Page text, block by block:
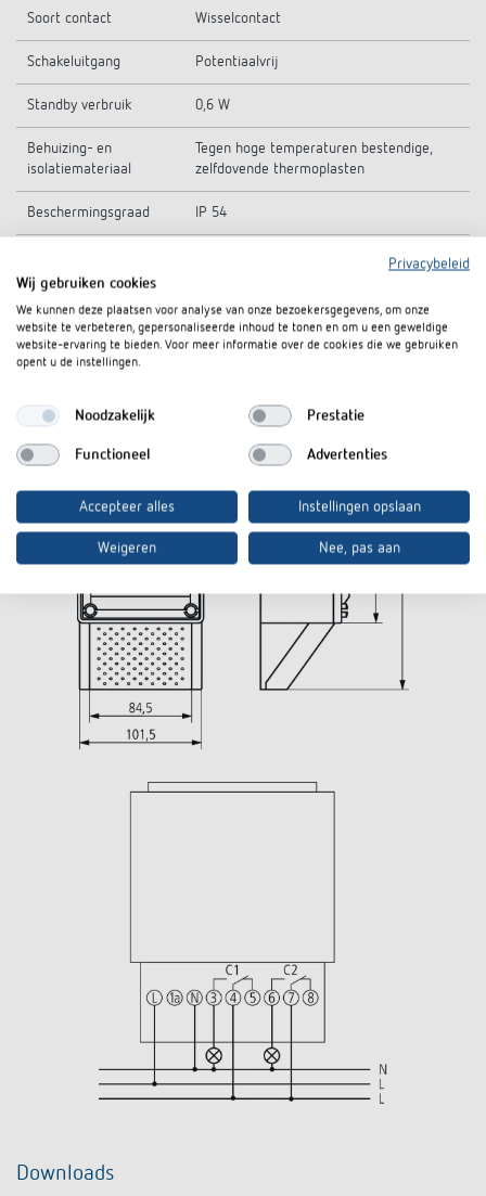
Soort contact Wisselcontact
Schakeluitgang Potentiaalvrij
Standby verbruik 0,6 W
Behuizing- en
isolatiemateriaal
Tegen hoge temperaturen bestendige,
zelfdovende thermoplasten
Beschermingsgraad IP 54
Downloads
Privacybeleid
Wij gebruiken cookies
We kunnen deze plaatsen voor analyse van onze bezoekersgegevens, om onze
website te verbeteren, gepersonaliseerde inhoud te tonen en om u een geweldige
website-ervaring te bieden. Voor meer informatie over de cookies die we gebruiken
opent u de instellingen.
Noodzakelijk Prestatie
Functioneel Advertenties
Accepteer alles Instellingen opslaan
Weigeren Nee, pas aan